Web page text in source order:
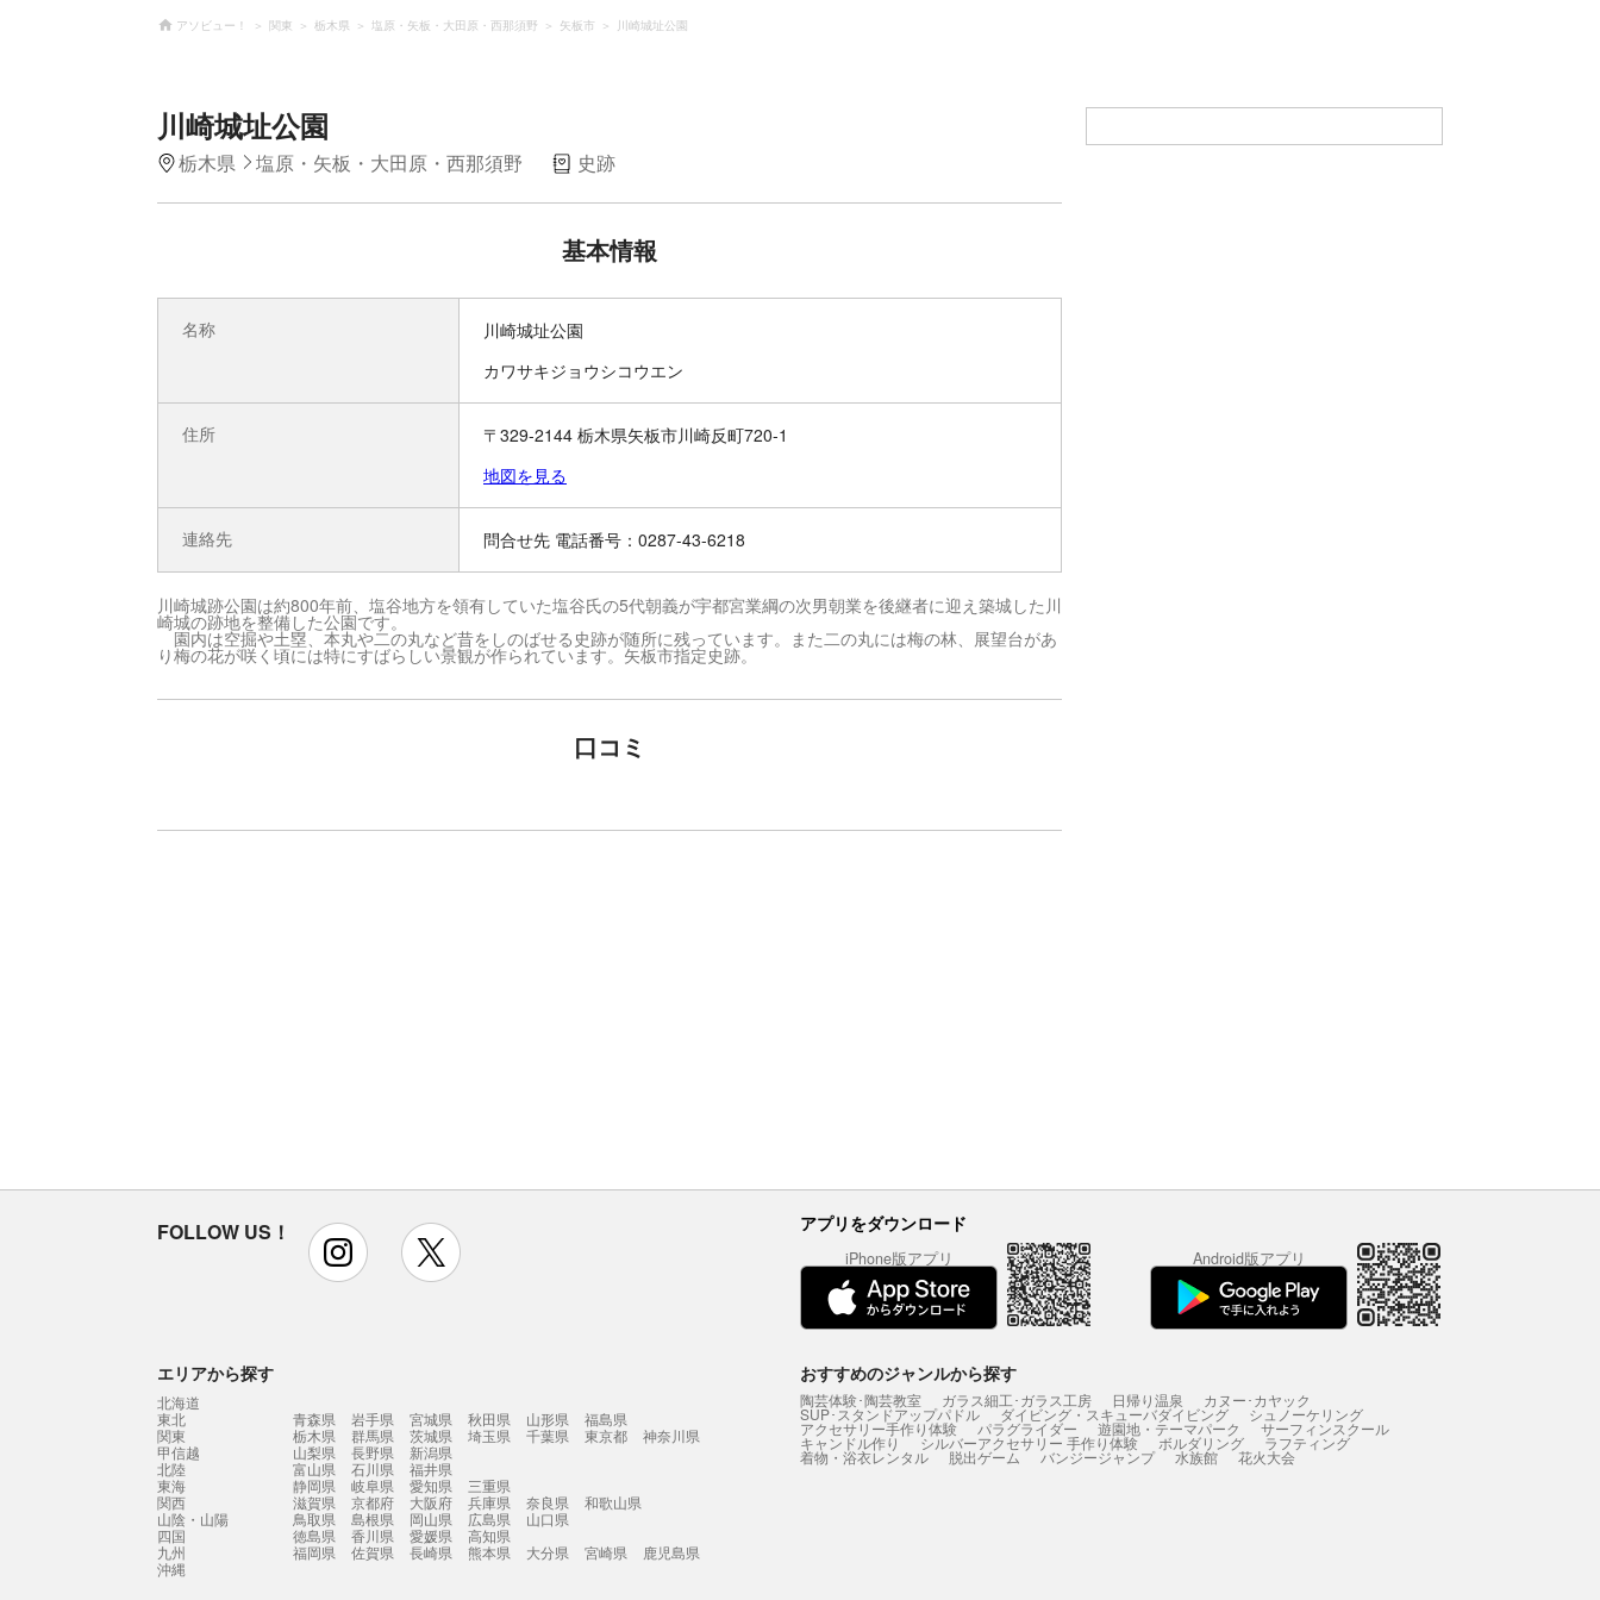
アソビュー！ 関東 栃木県 塩原・矢板・大田原・西那須野 矢板市 川崎城址公園
川崎城址公園
栃木県 塩原・矢板・大田原・西那須野 史跡
基本情報
名称
川崎城址公園
カワサキジョウシコウエン
住所
〒329-2144 栃木県矢板市川崎反町720-1
地図を見る
連絡先 問合せ先 電話番号：0287-43-6218
川崎城跡公園は約800年前、塩谷地方を領有していた塩谷氏の5代朝義が宇都宮業綱の次男朝業を後継者に迎え築城した川
崎城の跡地を整備した公園です。
園内は空掘や土塁、本丸や二の丸など昔をしのばせる史跡が随所に残っています。また二の丸には梅の林、展望台があ
り梅の花が咲く頃には特にすばらしい景観が作られています。矢板市指定史跡。
口コミ
FOLLOW US！ instagram アプリをダウンロード
iPhone版アプリ Android版アプリ
エリアから探す
北海道
東北
青森県 岩手県 宮城県 秋田県 山形県
福島県
関東
栃木県 群馬県 茨城県 埼玉県 千葉県 東京都
神奈川県
甲信越
山梨県 長野県
新潟県
北陸
富山県 石川県
福井県
東海
静岡県 岐阜県 愛知県
三重県
関西
滋賀県 京都府 大阪府 兵庫県 奈良県
和歌山県
山陰・山陽
鳥取県 島根県 岡山県 広島県
山口県
四国
徳島県 香川県 愛媛県
高知県
九州
福岡県 佐賀県 長崎県 熊本県 大分県 宮崎県
鹿児島県
沖縄
おすすめのジャンルから探す
陶芸体験･陶芸教室 ガラス細工･ガラス工房 日帰り温泉 カヌー･カヤック
SUP･スタンドアップパドル ダイビング・スキューバダイビング シュノーケリング
アクセサリー手作り体験 パラグライダー 遊園地・テーマパーク サーフィンスクール
キャンドル作り シルバーアクセサリー 手作り体験 ボルダリング ラフティング
着物・浴衣レンタル 脱出ゲーム バンジージャンプ 水族館 花火大会